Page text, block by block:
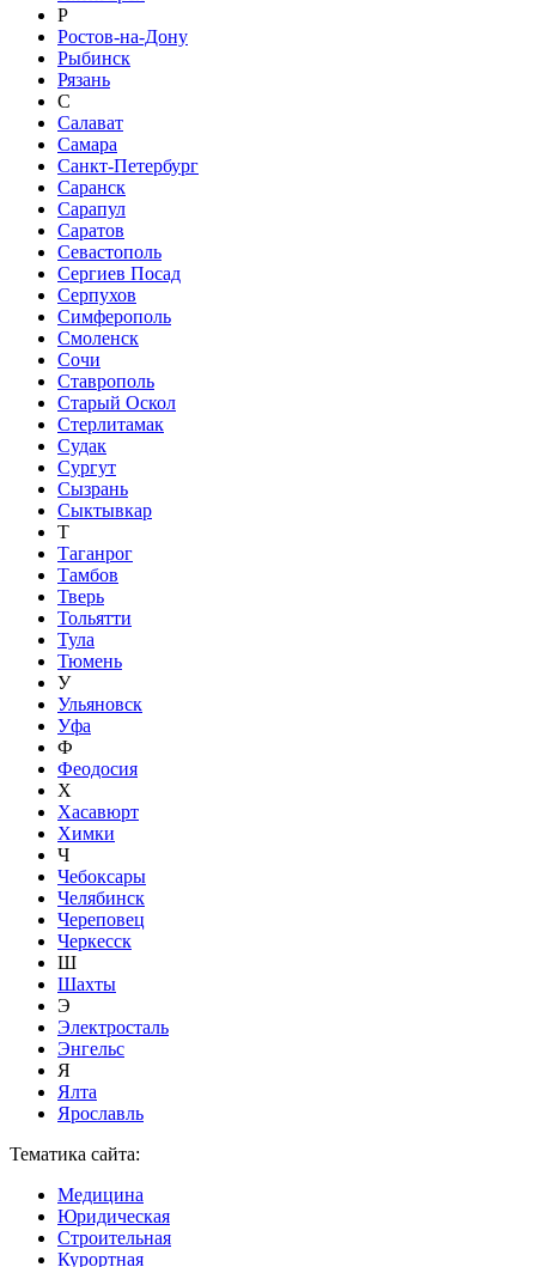
Р
Ростов-на-Дону
Рыбинск
Рязань
С
Салават
Самара
Санкт-Петербург
Саранск
Сарапул
Саратов
Севастополь
Сергиев Посад
Серпухов
Симферополь
Смоленск
Сочи
Ставрополь
Старый Оскол
Стерлитамак
Судак
Сургут
Сызрань
Сыктывкар
Т
Таганрог
Тамбов
Тверь
Тольятти
Тула
Тюмень
У
Ульяновск
Уфа
Ф
Феодосия
Х
Хасавюрт
Химки
Ч
Чебоксары
Челябинск
Череповец
Черкесск
Ш
Шахты
Э
Электросталь
Энгельс
Я
Ялта
Ярославль
Тематика сайта:
Медицина
Юридическая
Строительная
Курортная